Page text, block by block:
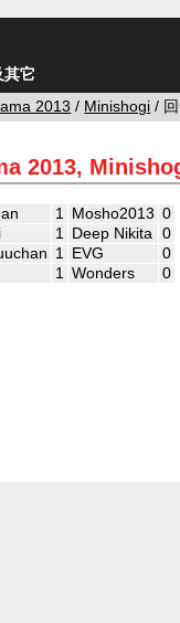
其它
2013 / Minishogi /
2013,
1 Mosho2013 0
1 Deep Nikita
0
1 EVG
0
1 Wonders 0